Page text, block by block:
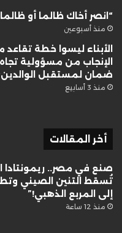
“انصر أخاك ظالما أو
منذ أسبوعين
الأبناء ليسوا خطة
الإنجاب من مسؤولية
ضمان لمستقبل
منذ 3 أسابيع
أخر المقالات
صنع في مصر.. ريمونتادا
تُسقط التنين الصيني
إلى المربع الذهبي!”
منذ 12 ساعة